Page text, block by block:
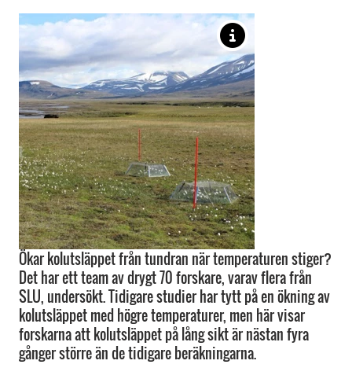
Ökar kolutsläppet från tundran när temperaturen stiger?
Det har ett team av drygt 70 forskare, varav flera från
SLU, undersökt. Tidigare studier har tytt på en ökning av
kolutsläppet med högre temperaturer, men här visar
forskarna att kolutsläppet på lång sikt är nästan fyra
gånger större än de tidigare beräkningarna.